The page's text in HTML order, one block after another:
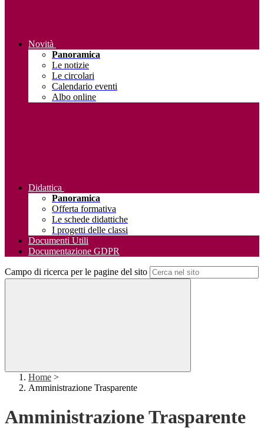
Novità
Panoramica
Le notizie
Le circolari
Calendario eventi
Albo online
Didattica
Panoramica
Offerta formativa
Le schede didattiche
I progetti delle classi
Documenti Utili
Documentazione GDPR
Campo di ricerca per le pagine del sito
Home >
Amministrazione Trasparente
Amministrazione Trasparente